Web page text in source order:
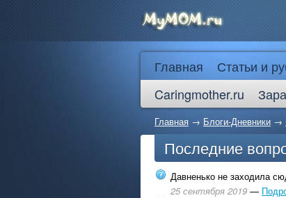
Главная Статьи и
Caringmother.ru
Главная → Блоги-Дневники →
Последние
Давненько не заходила
25 сентября 2019 —